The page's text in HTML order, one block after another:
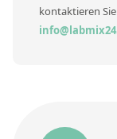
Presse und Aktuelles
kontaktieren